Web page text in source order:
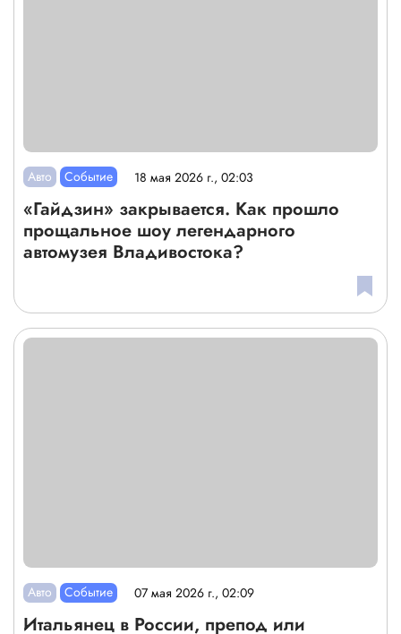
Авто Событие 18 мая 2026 г., 02:03
«Гайдзин» закрывается. Как прошло
прощальное шоу легендарного
автомузея Владивостока?
Авто Событие 07 мая 2026 г., 02:09
Итальянец в России, препод или